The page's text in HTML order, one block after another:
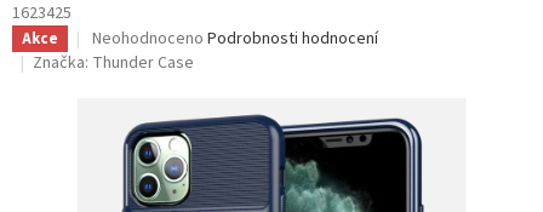
1623425
Akce
Průměrné
hodnocení
hvězdiček.
Neohodnoceno Podrobnosti hodnocení
Značka: Thunder Case